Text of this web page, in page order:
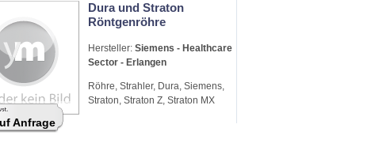
Dura und Straton
Röntgenröhre
Hersteller: Siemens - Healthcare
Sector - Erlangen
Röhre, Strahler, Dura, Siemens,
Straton, Straton Z, Straton MX
Anfrage